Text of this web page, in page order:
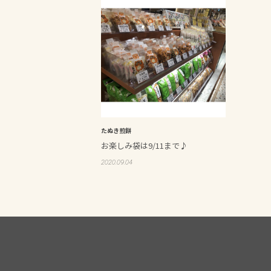
たぬき煎餅
お楽しみ袋は9/11まで♪
2020.09.04